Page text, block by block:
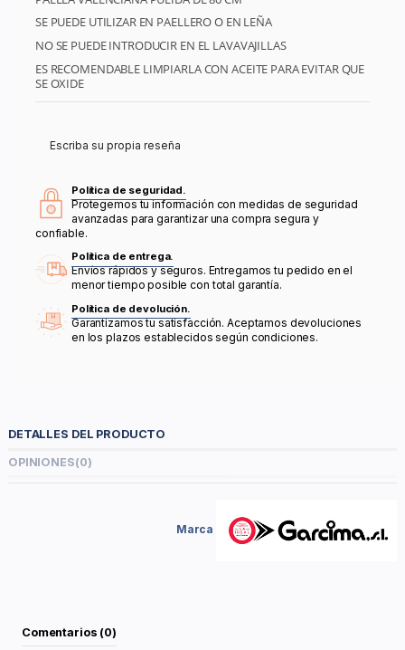
SE PUEDE UTILIZAR EN PAELLERO O EN LEÑA
NO SE PUEDE INTRODUCIR EN EL LAVAVAJILLAS
ES RECOMENDABLE LIMPIARLA CON ACEITE PARA EVITAR QUE
SE OXIDE
Escriba su propia reseña
Política de seguridad.
Protegemos tu información con medidas de seguridad
avanzadas para garantizar una compra segura y
confiable.
Política de entrega.
Envíos rápidos y seguros. Entregamos tu pedido en el
menor tiempo posible con total garantía.
Política de devolución.
Garantizamos tu satisfacción. Aceptamos devoluciones
en los plazos establecidos según condiciones.
DETALLES DEL PRODUCTO
OPINIONES(0)
Marca
Comentarios (0)